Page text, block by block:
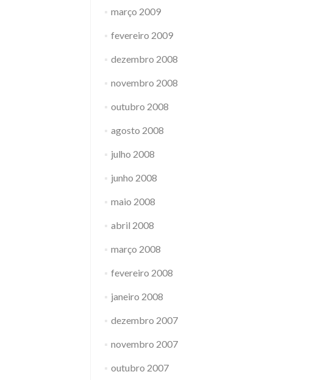
março 2009
fevereiro 2009
dezembro 2008
novembro 2008
outubro 2008
agosto 2008
julho 2008
junho 2008
maio 2008
abril 2008
março 2008
fevereiro 2008
janeiro 2008
dezembro 2007
novembro 2007
outubro 2007